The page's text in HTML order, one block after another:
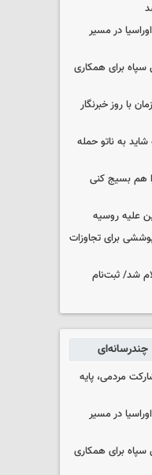
در مسیر
سپاه برای همکاری
با روز خبرنگار
به ناتو حمله
هم بسیج کنی
علیه روسیه
برای تجاوزات
شد/ ثبت‌نام
چندرسانه‌ای
مردمی، پایه
در مسیر
سپاه برای همکاری